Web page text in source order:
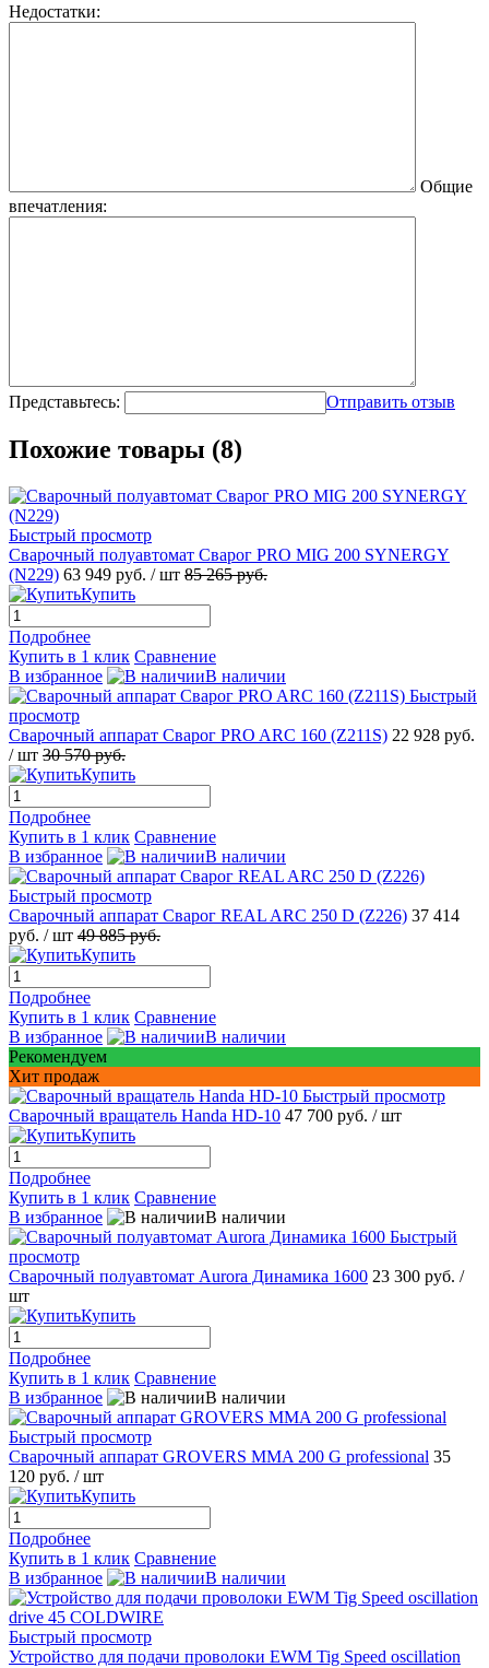
Недостатки:
Общие
впечатления:
Представьтесь: Отправить отзыв
Похожие товары (8)
Быстрый просмотр
Сварочный полуавтомат Сварог PRO MIG 200 SYNERGY
(N229) 63 949 руб. / шт 85 265 руб.
Купить
Подробнее
Купить в 1 клик Сравнение
В избранное
В наличии
Быстрый
просмотр
Сварочный аппарат Сварог PRO ARC 160 (Z211S) 22 928 руб.
/ шт 30 570 руб.
Купить
Подробнее
Купить в 1 клик Сравнение
В избранное
В наличии
Быстрый просмотр
Сварочный аппарат Сварог REAL ARC 250 D (Z226) 37 414
руб. / шт 49 885 руб.
Купить
Подробнее
Купить в 1 клик Сравнение
В избранное
В наличии
Рекомендуем
Хит продаж
Быстрый просмотр
Сварочный вращатель Handa HD-10 47 700 руб. / шт
Купить
Подробнее
Купить в 1 клик Сравнение
В избранное
В наличии
Быстрый
просмотр
Сварочный полуавтомат Aurora Динамика 1600 23 300 руб. /
шт
Купить
Подробнее
Купить в 1 клик Сравнение
В избранное
В наличии
Быстрый просмотр
Сварочный аппарат GROVERS MMA 200 G professional 35
120 руб. / шт
Купить
Подробнее
Купить в 1 клик Сравнение
В избранное
В наличии
Быстрый просмотр
Устройство для подачи проволоки EWM Tig Speed oscillation